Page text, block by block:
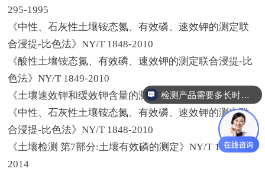
295-1995
《中性、石灰性土壤铵态氮、有效磷、速效钾的测定联
合浸提-比色法》NY/T 1848-2010
《酸性土壤铵态氮、有效磷、速效钾的测定联合浸提-比
色法》NY/T 1849-2010
《土壤速效钾和缓效钾含量的测定》NY/T 889-2004
《中性、石灰性土壤铵态氮、有效磷、速效钾的测定联
合浸提-比色法》NY/T 1848-2010
《土壤检测 第7部分:土壤有效磷的测定》NY/T 1121.7-
2014
检测产品需要多长时间？